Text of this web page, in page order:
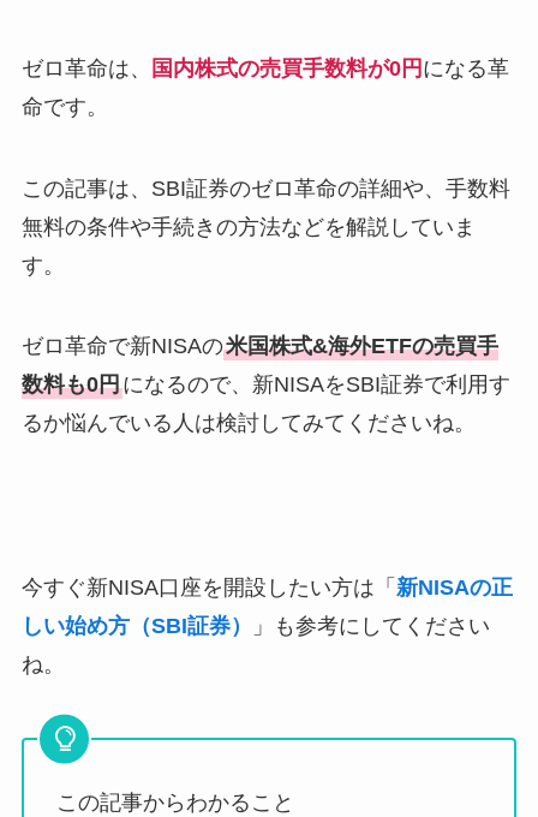
ゼロ革命は、 国内株式の売買手数料が0円 になる革
命です。
この記事は、SBI証券のゼロ革命の詳細や、手数料
無料の条件や手続きの方法などを解説していま
す。
ゼロ革命で新NISAの米国株式&海外ETFの売買手
数料も0円になるので、新NISAをSBI証券で利用す
るか悩んでいる人は検討してみてくださいね。
今すぐ新NISA口座を開設したい方は「 新NISAの正
しい始め方（SBI証券）
」も参考にしてください
ね。
この記事からわかること